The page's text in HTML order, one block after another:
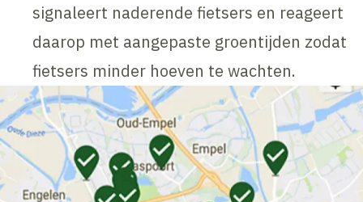
signaleert naderende fietsers en reageert
daarop met aangepaste groentijden zodat
fietsers minder hoeven te wachten.